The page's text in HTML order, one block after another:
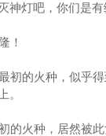
神灯吧，你们是有
！
初的火种，似乎得
。
的火种，居然被此